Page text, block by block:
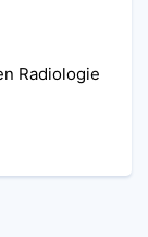
Radiologie